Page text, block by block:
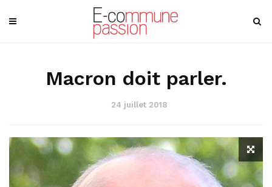
Macron doit parler.
24 juillet 2018